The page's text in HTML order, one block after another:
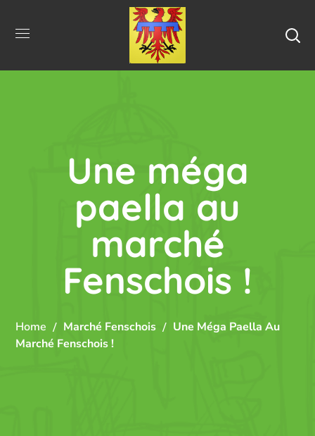
Une méga
paella au
marché
Fenschois !
Home Marché Fenschois
Une Méga Paella Au
Marché Fenschois !